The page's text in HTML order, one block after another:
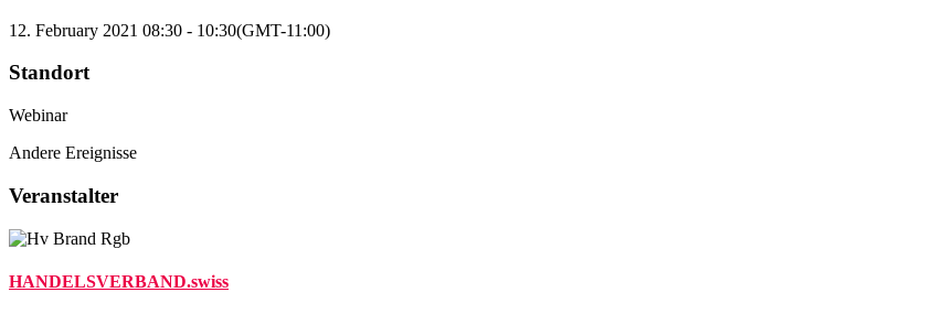
12. February 2021 08:30 - 10:30(GMT-11:00)
Standort
Webinar
Andere Ereignisse
Veranstalter
HANDELSVERBAND.swiss